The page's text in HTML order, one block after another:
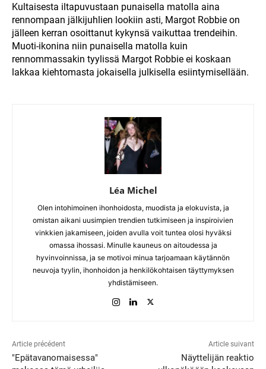
Kultaisesta iltapuvustaan punaisella matolla aina
rennompaan jälkijuhlien lookiin asti, Margot Robbie on
jälleen kerran osoittanut kykynsä vaikuttaa trendeihin.
Muoti-ikonina niin punaisella matolla kuin
rennommassakin tyylissä Margot Robbie ei koskaan
lakkaa kiehtomasta jokaisella julkisella esiintymisellään.
Léa Michel
Olen intohimoinen ihonhoidosta, muodista ja elokuvista, ja
omistan aikani uusimpien trendien tutkimiseen ja inspiroivien
vinkkien jakamiseen, joiden avulla voit tuntea olosi hyväksi
omassa ihossasi. Minulle kauneus on aitoudessa ja
hyvinvoinnissa, ja se motivoi minua tarjoamaan käytännön
neuvoja tyylin, ihonhoidon ja henkilökohtaisen täyttymyksen
yhdistämiseen.
Article précédent
"Epätavanomaisessa"
Article suivant
Näyttelijän reaktio